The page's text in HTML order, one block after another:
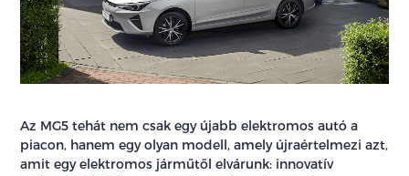
Az MG5 tehát nem csak egy újabb elektromos autó a
piacon, hanem egy olyan modell, amely újraértelmezi azt,
amit egy elektromos járműtől elvárunk: innovatív